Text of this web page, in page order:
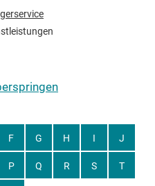
F G H I J
P Q R S T